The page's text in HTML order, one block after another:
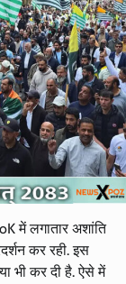
में लगातार अशांति
कर रही. इस
भी कर दी है. ऐसे में